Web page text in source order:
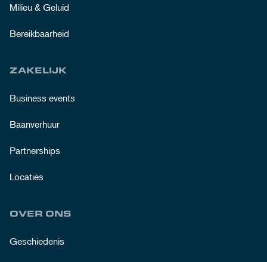
Milieu & Geluid
Bereikbaarheid
ZAKELIJK
Business events
Baanverhuur
Partnerships
Locaties
OVER ONS
Geschiedenis